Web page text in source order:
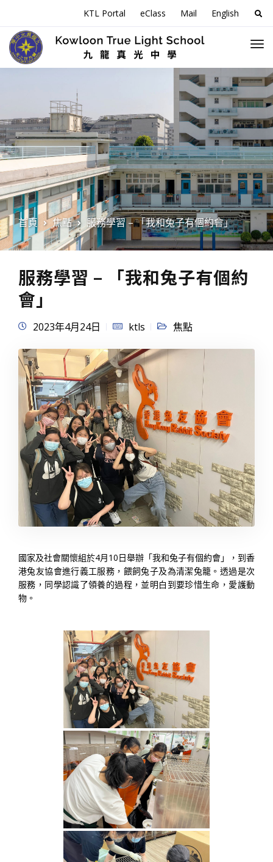
KTL Portal eClass Mail English
搜
尋
關
於
首頁 焦點 服務學習 – 「我和兔子有個約會」
服務學習 – 「我和兔子有個約
會」
2023年4月24日 ktls 焦點
國家及社會關懷組於4月10日舉辦「我和兔子有個約會」，到香
港兔友協會進行義工服務，餵飼兔子及為清潔兔籠。透過是次
服務，同學認識了領養的過程，並明白到要珍惜生命，愛護動
物。